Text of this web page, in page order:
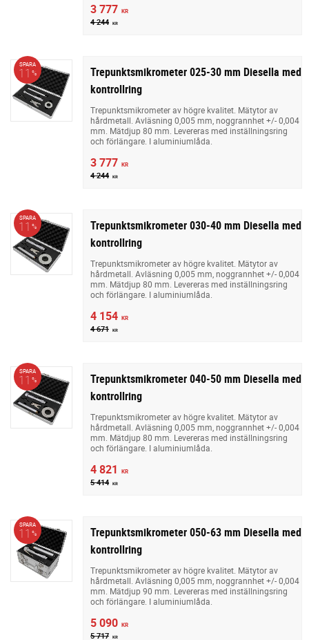
3 777 KR
4 244 KR
Trepunktsmikrometer 025-30 mm Diesella med
kontrollring
Trepunktsmikrometer av högre kvalitet. Mätytor av
hårdmetall. Avläsning 0,005 mm, noggrannhet +/- 0,004
mm. Mätdjup 80 mm. Levereras med inställningsring
och förlängare. I aluminiumlåda.
3 777 KR
4 244 KR
SPARA
11 %
Trepunktsmikrometer 030-40 mm Diesella med
kontrollring
Trepunktsmikrometer av högre kvalitet. Mätytor av
hårdmetall. Avläsning 0,005 mm, noggrannhet +/- 0,004
mm. Mätdjup 80 mm. Levereras med inställningsring
och förlängare. I aluminiumlåda.
4 154 KR
4 671 KR
SPARA
11 %
Trepunktsmikrometer 040-50 mm Diesella med
kontrollring
Trepunktsmikrometer av högre kvalitet. Mätytor av
hårdmetall. Avläsning 0,005 mm, noggrannhet +/- 0,004
mm. Mätdjup 80 mm. Levereras med inställningsring
och förlängare. I aluminiumlåda.
4 821 KR
5 414 KR
SPARA
11 %
Trepunktsmikrometer 050-63 mm Diesella med
kontrollring
Trepunktsmikrometer av högre kvalitet. Mätytor av
hårdmetall. Avläsning 0,005 mm, noggrannhet +/- 0,004
mm. Mätdjup 90 mm. Levereras med inställningsring
och förlängare. I aluminiumlåda.
5 090 KR
5 717 KR
SPARA
11 %